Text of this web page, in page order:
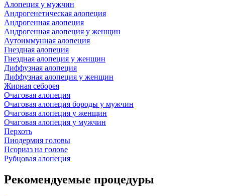
Алопеция у мужчин
Андрогенетическая алопеция
Андрогенная алопеция
Андрогенная алопеция у женщин
Аутоиммунная алопеция
Гнездная алопеция
Гнездная алопеция у женщин
Диффузная алопеция
Диффузная алопеция у женщин
Жирная себорея
Очаговая алопеция
Очаговая алопеция бороды у мужчин
Очаговая алопеция у женщин
Очаговая алопеция у мужчин
Перхоть
Пиодермия головы
Псориаз на голове
Рубцовая алопеция
Рекомендуемые процедуры